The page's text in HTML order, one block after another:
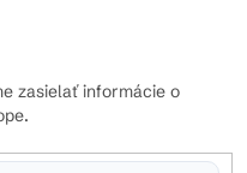
zasielať informácie o